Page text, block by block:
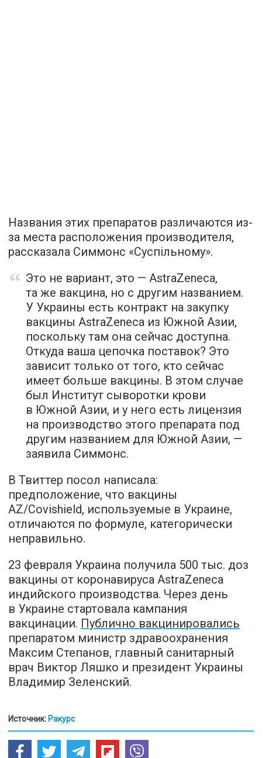
Названия этих препаратов различаются из-
за места расположения производителя,
рассказала Симмонс «Суспільному».
Это не вариант, это — AstraZeneсa,
та же вакцина, но с другим названием.
У Украины есть контракт на закупку
вакцины AstraZeneсa из Южной Азии,
поскольку там она сейчас доступна.
Откуда ваша цепочка поставок? Это
зависит только от того, кто сейчас
имеет больше вакцины. В этом случае
был Институт сыворотки крови
в Южной Азии, и у него есть лицензия
на производство этого препарата под
другим названием для Южной Азии, —
заявила Симмонс.
В Твиттер посол написала:
предположение, что вакцины
AZ/Covishield, используемые в Украине,
отличаются по формуле, категорически
неправильно.
23 февраля Украина получила 500 тыс. доз
вакцины от коронавируса AstraZeneca
индийского производства. Через день
в Украине стартовала кампания
вакцинации. Публично вакцинировались
препаратом министр здравоохранения
Максим Степанов, главный санитарный
врач Виктор Ляшко и президент Украины
Владимир Зеленский.
Источник: Ракурс